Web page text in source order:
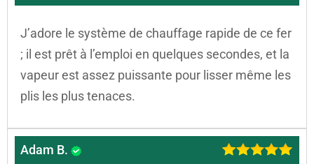
J’adore le système de chauffage rapide de ce fer
; il est prêt à l’emploi en quelques secondes, et la
vapeur est assez puissante pour lisser même les
plis les plus tenaces.
Adam B.